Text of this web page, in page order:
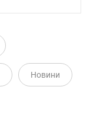
Новини